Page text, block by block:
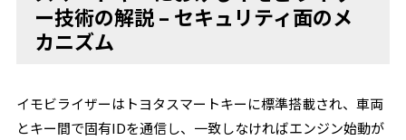
ー技術の解説 – セキュリティ面のメ
カニズム
イモビライザーはトヨタスマートキーに標準搭載され、車両
とキー間で固有IDを通信し、一致しなければエンジン始動が